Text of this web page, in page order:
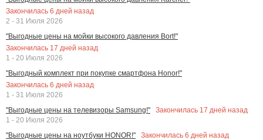
Закончилась 6 дней назад
2 - 31 Июля 2026
"Выгодные цены на мойки высокого давления Bort!"
Закончилась 17 дней назад
1 - 20 Июля 2026
"Выгодный комплект при покупке смартфона Honor!"
Закончилась 6 дней назад
1 - 31 Июля 2026
"Выгодные цены на телевизоры Samsung!"
Закончилась 17 дней назад
1 - 20 Июля 2026
"Выгодные цены на ноутбуки HONOR!"
Закончилась 6 дней назад